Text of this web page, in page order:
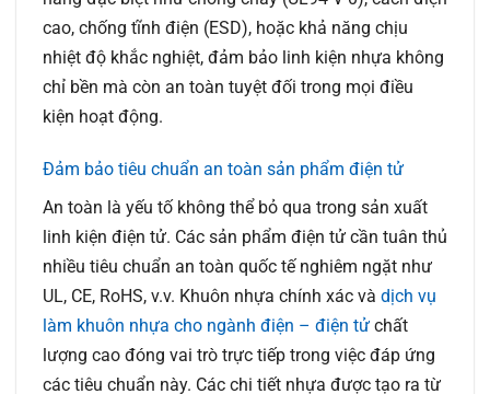
cao, chống tĩnh điện (ESD), hoặc khả năng chịu
nhiệt độ khắc nghiệt, đảm bảo linh kiện nhựa không
chỉ bền mà còn an toàn tuyệt đối trong mọi điều
kiện hoạt động.
Đảm bảo tiêu chuẩn an toàn sản phẩm điện tử
An toàn là yếu tố không thể bỏ qua trong sản xuất
linh kiện điện tử. Các sản phẩm điện tử cần tuân thủ
nhiều tiêu chuẩn an toàn quốc tế nghiêm ngặt như
UL, CE, RoHS, v.v. Khuôn nhựa chính xác và dịch vụ
làm khuôn nhựa cho ngành điện – điện tử chất
lượng cao đóng vai trò trực tiếp trong việc đáp ứng
các tiêu chuẩn này. Các chi tiết nhựa được tạo ra từ